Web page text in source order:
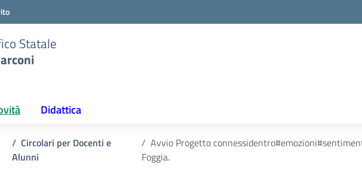
Statale
Didattica
Circolari per Docenti e
Alunni
Avvio Progetto
Foggia.